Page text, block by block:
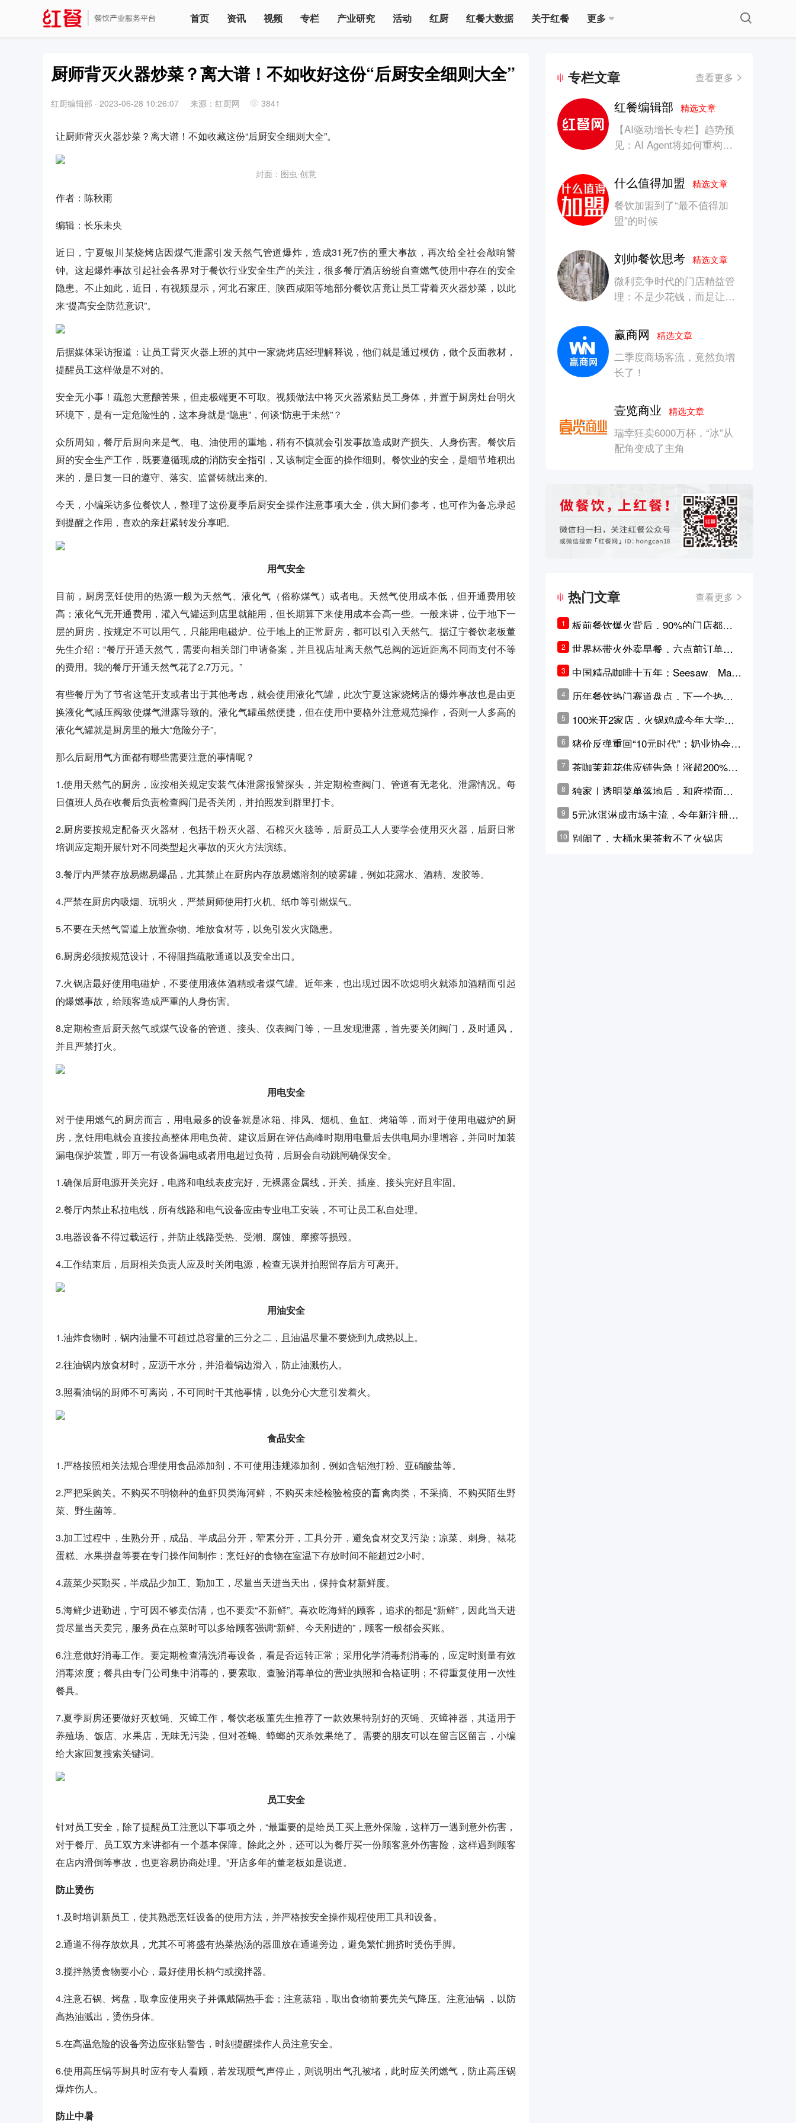
首页 资讯 视频 专栏 产业研究 活动 红厨 红餐大数据 关于红餐 更多
厨师背灭火器炒菜？离大谱！不如收好这份“后厨安全细则大全”
红厨编辑部 · 2023-06-28 10:26:07 来源：红厨网 3841
让厨师背灭火器炒菜？离大谱！不如收藏这份“后厨安全细则大全”。
封面：图虫·创意
作者：陈秋雨
编辑：长乐未央
近日，宁夏银川某烧烤店因煤气泄露引发天然气管道爆炸，造成31死7伤的重大事故，再次给全社会敲响警
钟。这起爆炸事故引起社会各界对于餐饮行业安全生产的关注，很多餐厅酒店纷纷自查燃气使用中存在的安全
隐患。不止如此，近日，有视频显示，河北石家庄、陕西咸阳等地部分餐饮店竟让员工背着灭火器炒菜，以此
来“提高安全防范意识”。
后据媒体采访报道：让员工背灭火器上班的其中一家烧烤店经理解释说，他们就是通过模仿，做个反面教材，
提醒员工这样做是不对的。
安全无小事！疏忽大意酿苦果，但走极端更不可取。视频做法中将灭火器紧贴员工身体，并置于厨房灶台明火
环境下，是有一定危险性的，这本身就是“隐患”，何谈“防患于未然”？
众所周知，餐厅后厨向来是气、电、油使用的重地，稍有不慎就会引发事故造成财产损失、人身伤害。餐饮后
厨的安全生产工作，既要遵循现成的消防安全指引，又该制定全面的操作细则。餐饮业的安全，是细节堆积出
来的，是日复一日的遵守、落实、监督铸就出来的。
今天，小编采访多位餐饮人，整理了这份夏季后厨安全操作注意事项大全，供大厨们参考，也可作为备忘录起
到提醒之作用，喜欢的亲赶紧转发分享吧。
用气安全
目前，厨房烹饪使用的热源一般为天然气、液化气（俗称煤气）或者电。天然气使用成本低，但开通费用较
高；液化气无开通费用，灌入气罐运到店里就能用，但长期算下来使用成本会高一些。一般来讲，位于地下一
层的厨房，按规定不可以用气，只能用电磁炉。位于地上的正常厨房，都可以引入天然气。据辽宁餐饮老板董
先生介绍：“餐厅开通天然气，需要向相关部门申请备案，并且视店址离天然气总阀的远近距离不同而支付不等
的费用。我的餐厅开通天然气花了2.7万元。”
有些餐厅为了节省这笔开支或者出于其他考虑，就会使用液化气罐，此次宁夏这家烧烤店的爆炸事故也是由更
换液化气减压阀致使煤气泄露导致的。液化气罐虽然便捷，但在使用中要格外注意规范操作，否则一人多高的
液化气罐就是厨房里的最大“危险分子”。
那么后厨用气方面都有哪些需要注意的事情呢？
1.使用天然气的厨房，应按相关规定安装气体泄露报警探头，并定期检查阀门、管道有无老化、泄露情况。每
日值班人员在收餐后负责检查阀门是否关闭，并拍照发到群里打卡。
2.厨房要按规定配备灭火器材，包括干粉灭火器、石棉灭火毯等，后厨员工人人要学会使用灭火器，后厨日常
培训应定期开展针对不同类型起火事故的灭火方法演练。
3.餐厅内严禁存放易燃易爆品，尤其禁止在厨房内存放易燃溶剂的喷雾罐，例如花露水、酒精、发胶等。
4.严禁在厨房内吸烟、玩明火，严禁厨师使用打火机、纸巾等引燃煤气。
5.不要在天然气管道上放置杂物、堆放食材等，以免引发火灾隐患。
6.厨房必须按规范设计，不得阻挡疏散通道以及安全出口。
7.火锅店最好使用电磁炉，不要使用液体酒精或者煤气罐。近年来，也出现过因不吹熄明火就添加酒精而引起
的爆燃事故，给顾客造成严重的人身伤害。
8.定期检查后厨天然气或煤气设备的管道、接头、仪表阀门等，一旦发现泄露，首先要关闭阀门，及时通风，
并且严禁打火。
用电安全
对于使用燃气的厨房而言，用电最多的设备就是冰箱、排风、烟机、鱼缸、烤箱等，而对于使用电磁炉的厨
房，烹饪用电就会直接拉高整体用电负荷。建议后厨在评估高峰时期用电量后去供电局办理增容，并同时加装
漏电保护装置，即万一有设备漏电或者用电超过负荷，后厨会自动跳闸确保安全。
1.确保后厨电源开关完好，电路和电线表皮完好，无裸露金属线，开关、插座、接头完好且牢固。
2.餐厅内禁止私拉电线，所有线路和电气设备应由专业电工安装，不可让员工私自处理。
3.电器设备不得过载运行，并防止线路受热、受潮、腐蚀、摩擦等损毁。
4.工作结束后，后厨相关负责人应及时关闭电源，检查无误并拍照留存后方可离开。
用油安全
1.油炸食物时，锅内油量不可超过总容量的三分之二，且油温尽量不要烧到九成热以上。
2.往油锅内放食材时，应沥干水分，并沿着锅边滑入，防止油溅伤人。
3.照看油锅的厨师不可离岗，不可同时干其他事情，以免分心大意引发着火。
食品安全
1.严格按照相关法规合理使用食品添加剂，不可使用违规添加剂，例如含铝泡打粉、亚硝酸盐等。
2.严把采购关。不购买不明物种的鱼虾贝类海河鲜，不购买未经检验检疫的畜禽肉类，不采摘、不购买陌生野
菜、野生菌等。
3.加工过程中，生熟分开，成品、半成品分开，荤素分开，工具分开，避免食材交叉污染；凉菜、刺身、裱花
蛋糕、水果拼盘等要在专门操作间制作；烹饪好的食物在室温下存放时间不能超过2小时。
4.蔬菜少买勤买，半成品少加工、勤加工，尽量当天进当天出，保持食材新鲜度。
5.海鲜少进勤进，宁可因不够卖估清，也不要卖“不新鲜”。喜欢吃海鲜的顾客，追求的都是“新鲜”，因此当天进
货尽量当天卖完，服务员在点菜时可以多给顾客强调“新鲜、今天刚进的”，顾客一般都会买账。
6.注意做好消毒工作。要定期检查清洗消毒设备，看是否运转正常；采用化学消毒剂消毒的，应定时测量有效
消毒浓度；餐具由专门公司集中消毒的，要索取、查验消毒单位的营业执照和合格证明；不得重复使用一次性
餐具。
7.夏季厨房还要做好灭蚊蝇、灭蟑工作，餐饮老板董先生推荐了一款效果特别好的灭蝇、灭蟑神器，其适用于
养殖场、饭店、水果店，无味无污染，但对苍蝇、蟑螂的灭杀效果绝了。需要的朋友可以在留言区留言，小编
给大家回复搜索关键词。
员工安全
针对员工安全，除了提醒员工注意以下事项之外，“最重要的是给员工买上意外保险，这样万一遇到意外伤害，
对于餐厅、员工双方来讲都有一个基本保障。除此之外，还可以为餐厅买一份顾客意外伤害险，这样遇到顾客
在店内滑倒等事故，也更容易协商处理。”开店多年的董老板如是说道。
防止烫伤
1.及时培训新员工，使其熟悉烹饪设备的使用方法，并严格按安全操作规程使用工具和设备。
2.通道不得存放炊具，尤其不可将盛有热菜热汤的器皿放在通道旁边，避免繁忙拥挤时烫伤手脚。
3.搅拌熟烫食物要小心，最好使用长柄勺或搅拌器。
4.注意石锅、烤盘，取拿应使用夹子并佩戴隔热手套；注意蒸箱，取出食物前要先关气降压。注意油锅 ，以防
高热油溅出，烫伤身体。
5.在高温危险的设备旁边应张贴警告，时刻提醒操作人员注意安全。
6.使用高压锅等厨具时应有专人看顾，若发现喷气声停止，则说明出气孔被堵，此时应关闭燃气，防止高压锅
爆炸伤人。
防止中暑
专栏文章 查看更多
红餐编辑部精选文章
【AI驱动增长专栏】趋势预
见：AI Agent将如何重构消
什么值得加盟精选文章
餐饮加盟到了“最不值得加
盟”的时候
刘帅餐饮思考精选文章
微利竞争时代的门店精益管
理：不是少花钱，而是让每
赢商网精选文章
二季度商场客流，竟然负增
长了！
壹览商业精选文章
瑞幸狂卖6000万杯，“冰”从
配角变成了主角
热门文章 查看更多
1
板前餐饮爆火背后，90%的门店都只
是徒有其表的刻意作秀？
2
世界杯带火外卖早餐，六点前订单大
3
中国精品咖啡十五年：Seesaw、Man
ner、M Stand为何结出了不同的果
实？
4
历年餐饮热门赛道盘点，下一个热门
5
100米开2家店，火锅鸡成今年大学城
6
猪价反弹重回“10元时代”；奶业协会称
原奶价格现回暖迹象
7
茶咖茉莉花供应链告急！涨超200%，
横州花价冲破50元一斤
8
独家｜透明菜单落地后，和府捞面李
学林公布未来10年计划
9
5元冰淇淋成市场主流，今年新注册相
10 别闹了，大桶水果茶救不了火锅店